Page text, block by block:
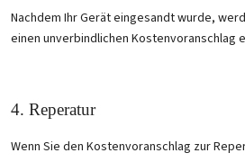
Nachdem Ihr Gerät eingesandt wurde,
einen unverbindlichen Kostenvoranschlag
4. Reperatur
Wenn Sie den Kostenvoranschlag zur